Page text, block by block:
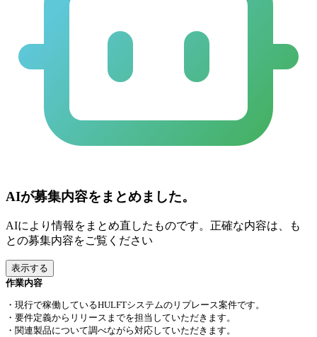
AIが募集内容をまとめました。
AIにより情報をまとめ直したものです。正確な内容は、も
との募集内容をご覧ください
表示する
作業内容
・現行で稼働しているHULFTシステムのリプレース案件です。
・要件定義からリリースまでを担当していただきます。
・関連製品について調べながら対応していただきます。